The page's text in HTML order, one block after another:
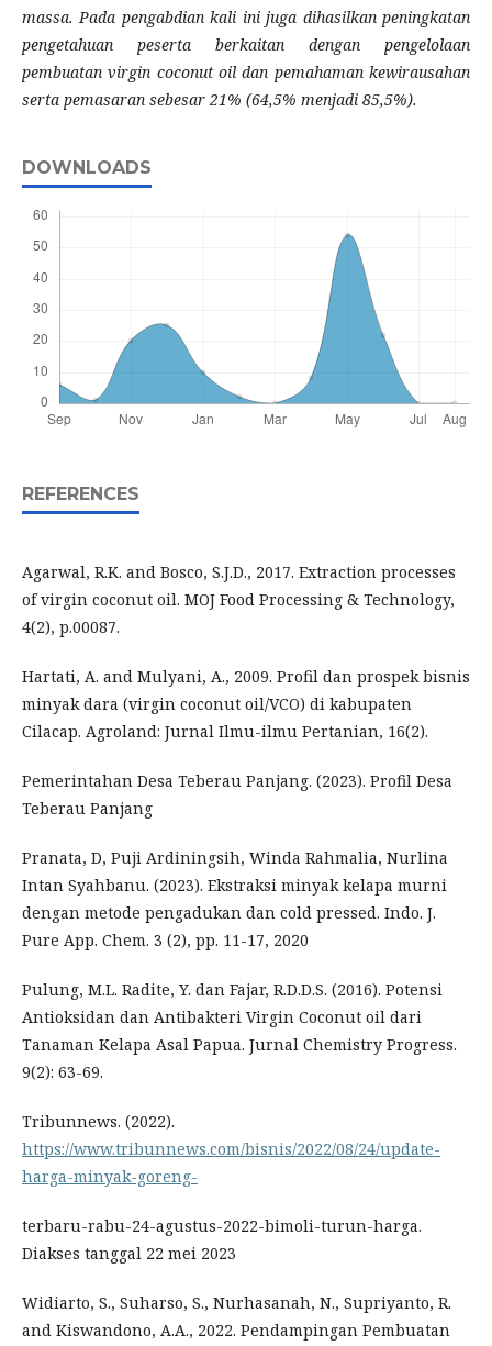
massa. Pada pengabdian kali ini juga dihasilkan peningkatan
pengetahuan peserta berkaitan dengan pengelolaan
pembuatan virgin coconut oil dan pemahaman kewirausahan
serta pemasaran sebesar 21% (64,5% menjadi 85,5%).
DOWNLOADS
REFERENCES
Agarwal, R.K. and Bosco, S.J.D., 2017. Extraction processes
of virgin coconut oil. MOJ Food Processing & Technology,
4(2), p.00087.
Hartati, A. and Mulyani, A., 2009. Profil dan prospek bisnis
minyak dara (virgin coconut oil/VCO) di kabupaten
Cilacap. Agroland: Jurnal Ilmu-ilmu Pertanian, 16(2).
Pemerintahan Desa Teberau Panjang. (2023). Profil Desa
Teberau Panjang
Pranata, D, Puji Ardiningsih, Winda Rahmalia, Nurlina
Intan Syahbanu. (2023). Ekstraksi minyak kelapa murni
dengan metode pengadukan dan cold pressed. Indo. J.
Pure App. Chem. 3 (2), pp. 11-17, 2020
Pulung, M.L. Radite, Y. dan Fajar, R.D.D.S. (2016). Potensi
Antioksidan dan Antibakteri Virgin Coconut oil dari
Tanaman Kelapa Asal Papua. Jurnal Chemistry Progress.
9(2): 63-69.
Tribunnews. (2022).
https://www.tribunnews.com/bisnis/2022/08/24/update-
harga-minyak-goreng-
terbaru-rabu-24-agustus-2022-bimoli-turun-harga.
Diakses tanggal 22 mei 2023
Widiarto, S., Suharso, S., Nurhasanah, N., Supriyanto, R.
and Kiswandono, A.A., 2022. Pendampingan Pembuatan